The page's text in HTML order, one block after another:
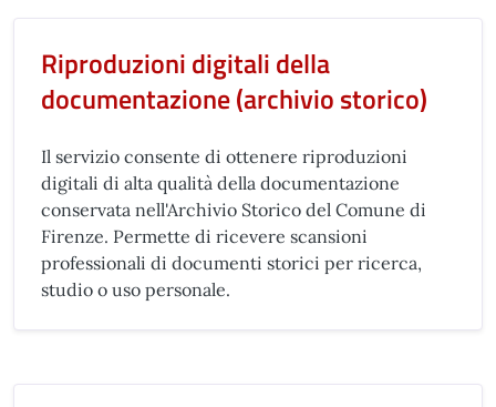
Riproduzioni digitali della
documentazione (archivio storico)
Il servizio consente di ottenere riproduzioni
digitali di alta qualità della documentazione
conservata nell'Archivio Storico del Comune di
Firenze. Permette di ricevere scansioni
professionali di documenti storici per ricerca,
studio o uso personale.